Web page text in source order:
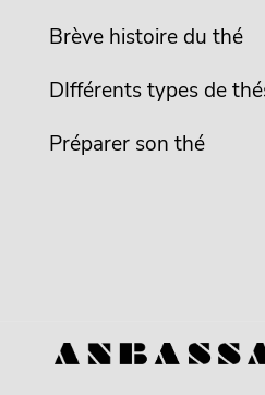
Brève histoire du thé
DIfférents types de
Préparer son thé